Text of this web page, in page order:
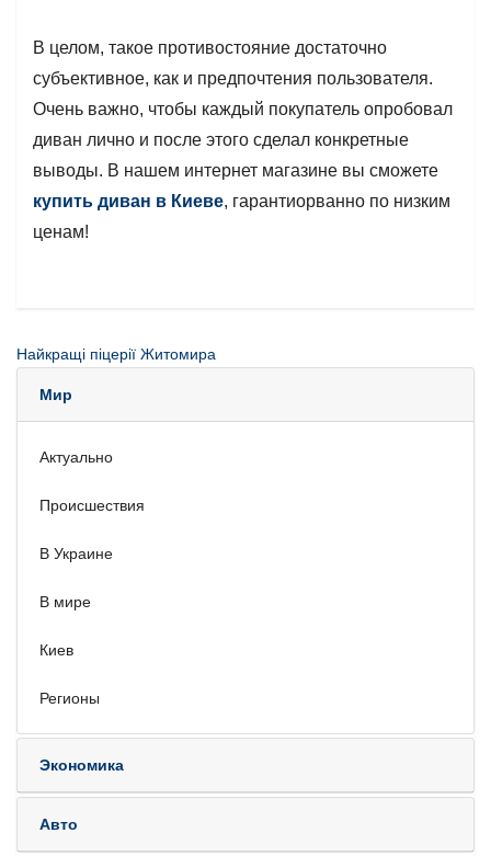
В целом, такое противостояние достаточно
субъективное, как и предпочтения пользователя.
Очень важно, чтобы каждый покупатель опробовал
диван лично и после этого сделал конкретные
выводы. В нашем интернет магазине вы сможете
купить диван в Киеве, гарантиорванно по низким
ценам!
Найкращі піцерії Житомира
Мир
Актуально
Происшествия
В Украине
В мире
Киев
Регионы
Экономика
Авто